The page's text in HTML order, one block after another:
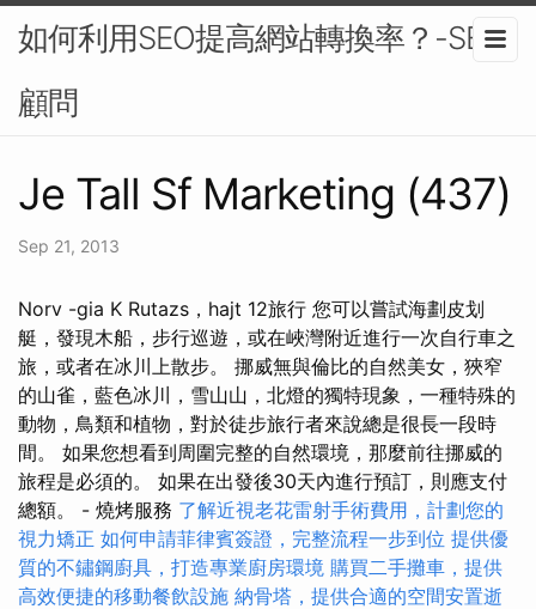
如何利用SEO提高網站轉換率？-SEO
顧問
Je Tall Sf Marketing (437)
Sep 21, 2013
Norv -gia K Rutazs，hajt 12旅行 您可以嘗試海劃皮划
艇，發現木船，步行巡遊，或在峽灣附近進行一次自行車之
旅，或者在冰川上散步。 挪威無與倫比的自然美女，狹窄
的山雀，藍色冰川，雪山山，北燈的獨特現象，一種特殊的
動物，鳥類和植物，對於徒步旅行者來說總是很長一段時
間。 如果您想看到周圍完整的自然環境，那麼前往挪威的
旅程是必須的。 如果在出發後30天內進行預訂，則應支付
總額。 - 燒烤服務 了解近視老花雷射手術費用，計劃您的
視力矯正 如何申請菲律賓簽證，完整流程一步到位 提供優
質的不鏽鋼廚具，打造專業廚房環境 購買二手攤車，提供
高效便捷的移動餐飲設施 納骨塔，提供合適的空間安置逝